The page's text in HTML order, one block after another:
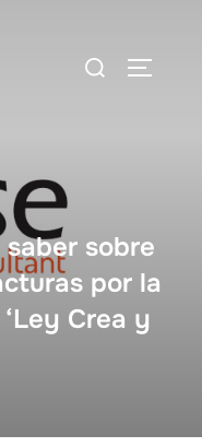
Buscar:
sobre
por la
Crea y